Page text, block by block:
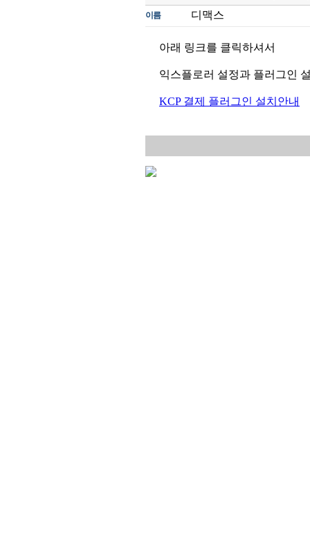
이름 디맥스
아래 링크를 클릭하셔서
익스플로러 설정과 플러그인
KCP 결제 플러그인 설치안내